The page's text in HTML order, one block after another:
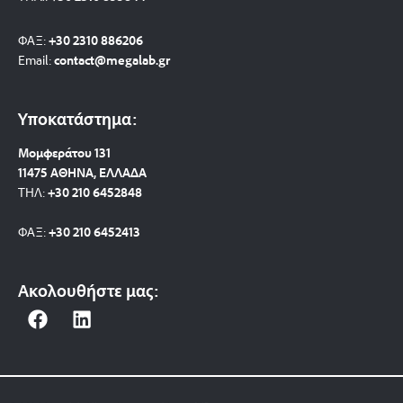
ΦΑΞ:+30 2310 886206
Email:contact@megalab.gr
Υποκατάστημα:
Μομφεράτου 131
11475 ΑΘΗΝΑ, ΕΛΛΑΔΑ
ΤΗΛ:+30 210 6452848
ΦΑΞ:+30 210 6452413
Ακολουθήστε μας:
F
e
L
k